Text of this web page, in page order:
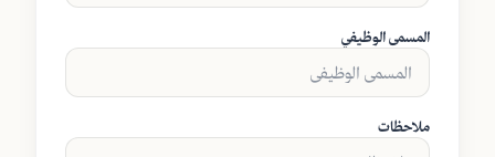
المسمى الوظيفي
ملاحظات